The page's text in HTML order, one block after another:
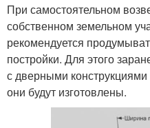
При самостоятельном
собственном земельном
рекомендуется
постройки. Для этого
с дверными
они будут изготовлены.